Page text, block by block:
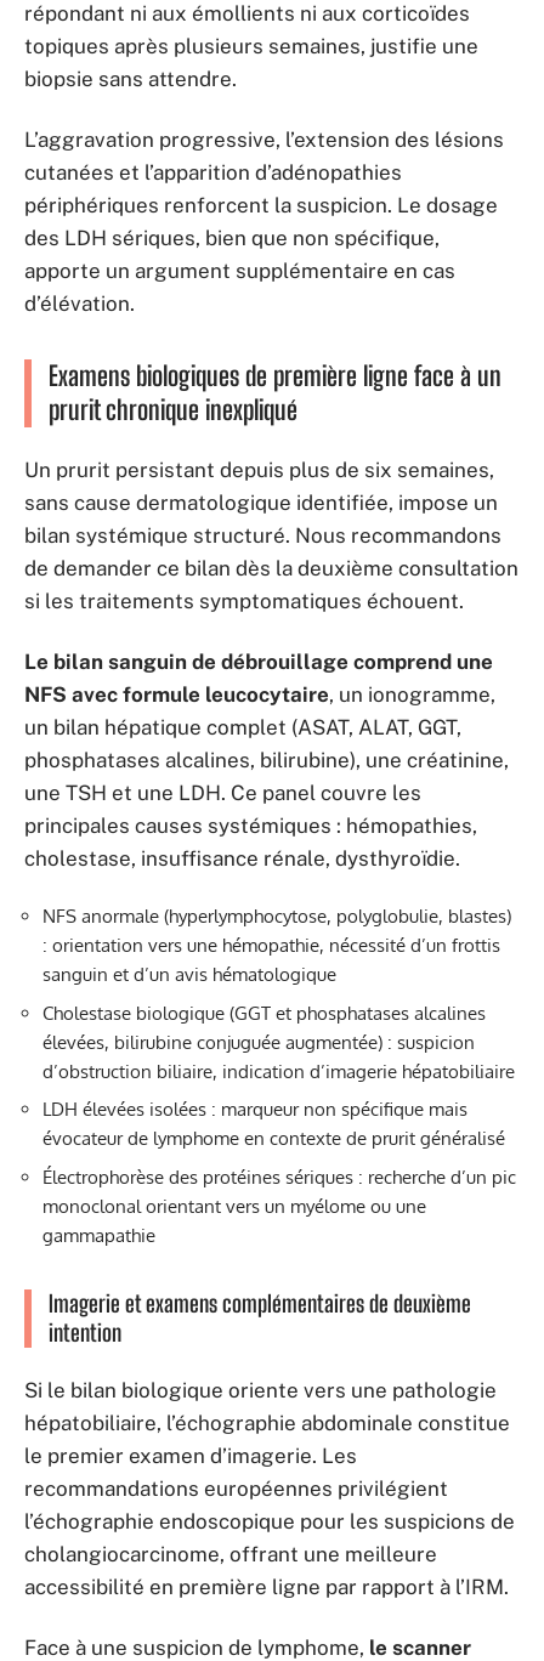
répondant ni aux émollients ni aux corticoïdes
topiques après plusieurs semaines, justifie une
biopsie sans attendre.
L’aggravation progressive, l’extension des lésions
cutanées et l’apparition d’adénopathies
périphériques renforcent la suspicion. Le dosage
des LDH sériques, bien que non spécifique,
apporte un argument supplémentaire en cas
d’élévation.
Examens biologiques de première ligne face à un
prurit chronique inexpliqué
Un prurit persistant depuis plus de six semaines,
sans cause dermatologique identifiée, impose un
bilan systémique structuré. Nous recommandons
de demander ce bilan dès la deuxième consultation
si les traitements symptomatiques échouent.
Le bilan sanguin de débrouillage comprend une
NFS avec formule leucocytaire, un ionogramme,
un bilan hépatique complet (ASAT, ALAT, GGT,
phosphatases alcalines, bilirubine), une créatinine,
une TSH et une LDH. Ce panel couvre les
principales causes systémiques : hémopathies,
cholestase, insuffisance rénale, dysthyroïdie.
NFS anormale (hyperlymphocytose, polyglobulie, blastes)
: orientation vers une hémopathie, nécessité d’un frottis
sanguin et d’un avis hématologique
Cholestase biologique (GGT et phosphatases alcalines
élevées, bilirubine conjuguée augmentée) : suspicion
d’obstruction biliaire, indication d’imagerie hépatobiliaire
LDH élevées isolées : marqueur non spécifique mais
évocateur de lymphome en contexte de prurit généralisé
Électrophorèse des protéines sériques : recherche d’un pic
monoclonal orientant vers un myélome ou une
gammapathie
Imagerie et examens complémentaires de deuxième
intention
Si le bilan biologique oriente vers une pathologie
hépatobiliaire, l’échographie abdominale constitue
le premier examen d’imagerie. Les
recommandations européennes privilégient
l’échographie endoscopique pour les suspicions de
cholangiocarcinome, offrant une meilleure
accessibilité en première ligne par rapport à l’IRM.
Face à une suspicion de lymphome, le scanner